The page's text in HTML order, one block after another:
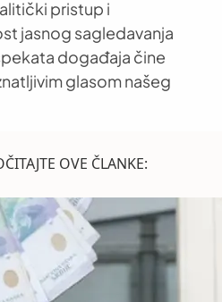
pristup i
jasnog sagledavanja
događaja čine
glasom našeg
OVE ČLANKE: